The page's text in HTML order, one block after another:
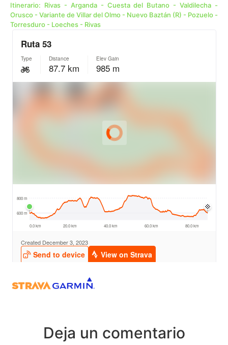
Itinerario: Rivas - Arganda - Cuesta del Butano - Valdilecha -
Orusco - Variante de Villar del Olmo - Nuevo Baztán (R) - Pozuelo -
Torresduro - Loeches - Rivas
Deja un comentario